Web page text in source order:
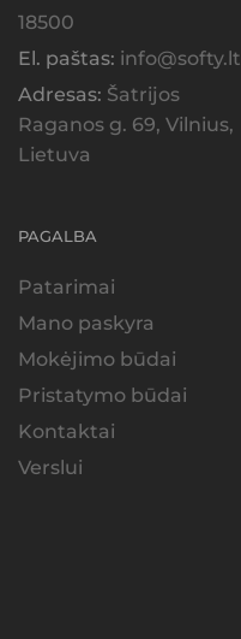
18500
El. paštas: info@softy.lt
Adresas: Šatrijos
Raganos g. 69, Vilnius,
Lietuva
PAGALBA
Patarimai
Mano paskyra
Mokėjimo būdai
Pristatymo būdai
Kontaktai
Verslui